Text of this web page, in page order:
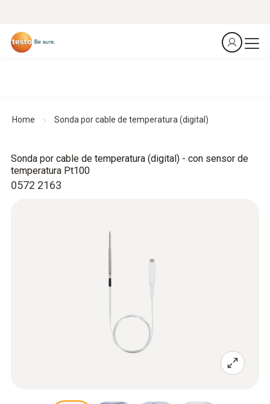
Home Sonda por cable de temperatura (digital)
0572 2163
Sonda por cable de temperatura (digital) - con sensor de
temperatura Pt100